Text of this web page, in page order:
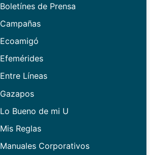
Boletínes de Prensa
Campañas
Ecoamigó
Efemérides
Entre Líneas
Gazapos
Lo Bueno de mi U
Mis Reglas
Manuales Corporativos